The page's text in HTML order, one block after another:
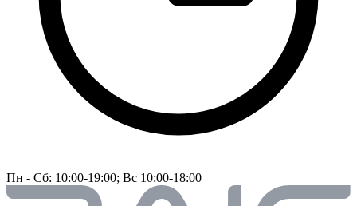
Пн - Сб: 10:00-19:00; Вс 10:00-18:00